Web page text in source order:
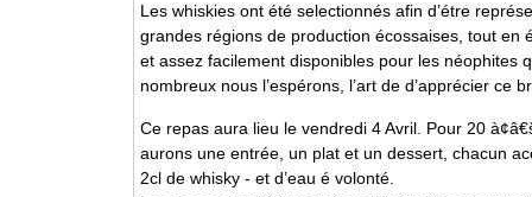
Les whiskies ont été selectionnés afin d’étre
grandes régions de production écossaises, tout en
et assez facilement disponibles pour les néophites
nombreux nous l’espérons, l’art de d’apprécier ce
Ce repas aura lieu le vendredi 4 Avril. Pour 20
aurons une entrée, un plat et un dessert, chacun
2cl de whisky - et d’eau é volonté.